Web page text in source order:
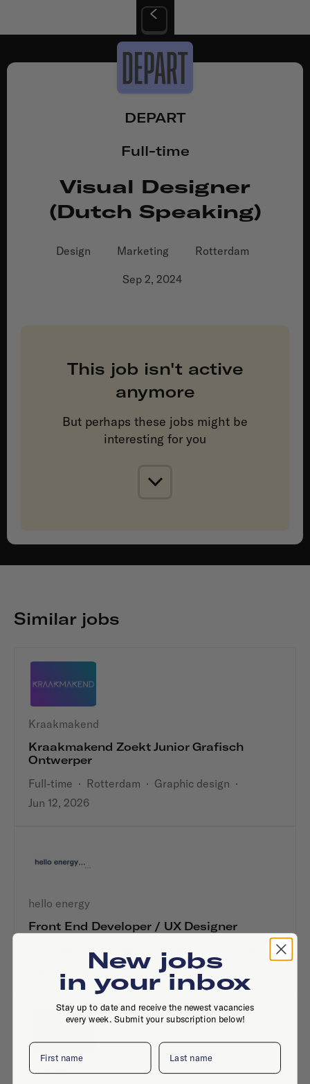
DEPART
Full-time
Visual Designer
(Dutch Speaking)
Design Marketing Rotterdam
Sep 2, 2024
This job isn't active
anymore
But perhaps these jobs might be
interesting for you
Similar jobs
Kraakmakend
Kraakmakend Zoekt Junior Grafisch
Ontwerper
Full-time · Rotterdam · Graphic design ·
Jun 12, 2026
hello energy
Front End Developer / UX Designer
Rotterdam Design·
·
Digital design
vuurrood
New jobs
in your inbox
Stay up to date and receive the newest vacancies
every week. Submit your subscription below!
First name Last name